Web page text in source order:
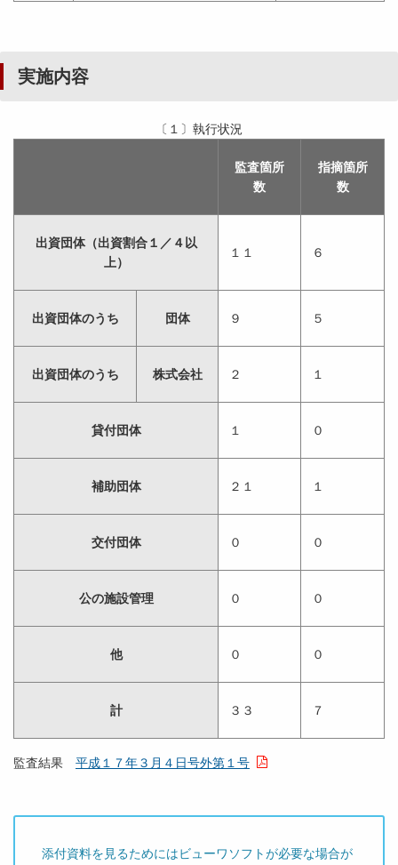
実施内容
監査箇所
数
指摘箇所
数
〔１〕執行状況
出資団体（出資割合１／４以
上）
１１ ６
出資団体のうち 団体 ９ ５
出資団体のうち 株式会社 ２ １
貸付団体 １ ０
補助団体 ２１ １
交付団体 ０ ０
公の施設管理 ０ ０
他 ０ ０
計 ３３ ７
監査結果 平成１７年３月４日号外第１号
添付資料を見るためにはビューワソフトが必要な場合が